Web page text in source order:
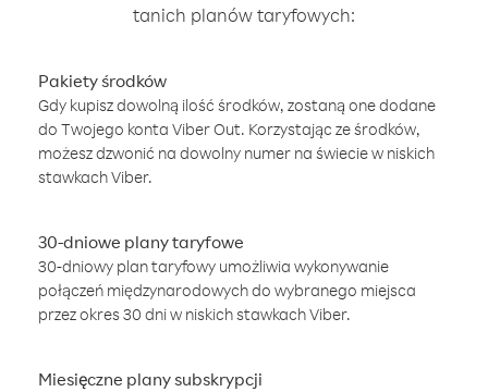
tanich planów taryfowych:
Pakiety środków
Gdy kupisz dowolną ilość środków, zostaną one dodane
do Twojego konta Viber Out. Korzystając ze środków,
możesz dzwonić na dowolny numer na świecie w niskich
stawkach Viber.
30-dniowe plany taryfowe
30-dniowy plan taryfowy umożliwia wykonywanie
połączeń międzynarodowych do wybranego miejsca
przez okres 30 dni w niskich stawkach Viber.
Miesięczne plany subskrypcji